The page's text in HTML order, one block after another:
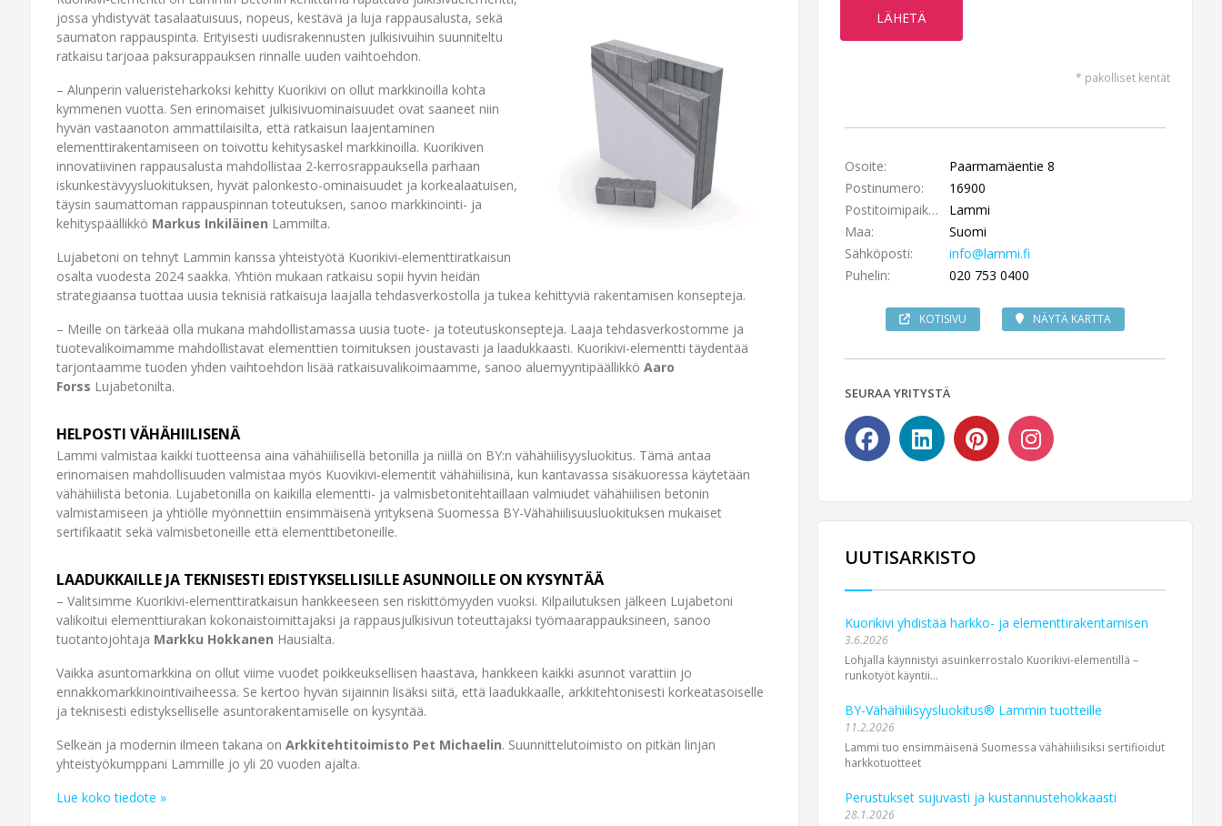
jossa yhdistyvät tasalaatuisuus, nopeus, kestävä ja luja rappausalusta, sekä
saumaton rappauspinta. Erityisesti uudisrakennusten julkisivuihin suunniteltu
ratkaisu tarjoaa paksurappauksen rinnalle uuden vaihtoehdon.
– Alunperin valueristeharkoksi kehitty Kuorikivi on ollut markkinoilla kohta
kymmenen vuotta. Sen erinomaiset julkisivuominaisuudet ovat saaneet niin
hyvän vastaanoton ammattilaisilta, että ratkaisun laajentaminen
elementtirakentamiseen on toivottu kehitysaskel markkinoilla. Kuorikiven
innovatiivinen rappausalusta mahdollistaa 2-kerrosrappauksella parhaan
iskunkestävyysluokituksen, hyvät palonkesto-ominaisuudet ja korkealaatuisen,
täysin saumattoman rappauspinnan toteutuksen, sanoo markkinointi- ja
kehityspäällikkö Markus Inkiläinen Lammilta.
Lujabetoni on tehnyt Lammin kanssa yhteistyötä Kuorikivi-elementtiratkaisun
osalta vuodesta 2024 saakka. Yhtiön mukaan ratkaisu sopii hyvin heidän
strategiaansa tuottaa uusia teknisiä ratkaisuja laajalla tehdasverkostolla ja tukea kehittyviä rakentamisen konsepteja.
– Meille on tärkeää olla mukana mahdollistamassa uusia tuote- ja toteutuskonsepteja. Laaja tehdasverkostomme ja
tuotevalikoimamme mahdollistavat elementtien toimituksen joustavasti ja laadukkaasti. Kuorikivi-elementti täydentää
tarjontaamme tuoden yhden vaihtoehdon lisää ratkaisuvalikoimaamme, sanoo aluemyyntipäällikkö Aaro
Forss Lujabetonilta.
HELPOSTI VÄHÄHIILISENÄ
Lammi valmistaa kaikki tuotteensa aina vähähiilisellä betonilla ja niillä on BY:n vähähiilisyysluokitus. Tämä antaa
erinomaisen mahdollisuuden valmistaa myös Kuovikivi-elementit vähähiilisinä, kun kantavassa sisäkuoressa käytetään
vähähiilistä betonia. Lujabetonilla on kaikilla elementti- ja valmisbetonitehtaillaan valmiudet vähähiilisen betonin
valmistamiseen ja yhtiölle myönnettiin ensimmäisenä yrityksenä Suomessa BY-Vähähiilisuusluokituksen mukaiset
sertifikaatit sekä valmisbetoneille että elementtibetoneille.
LAADUKKAILLE JA TEKNISESTI EDISTYKSELLISILLE ASUNNOILLE ON KYSYNTÄÄ
– Valitsimme Kuorikivi-elementtiratkaisun hankkeeseen sen riskittömyyden vuoksi. Kilpailutuksen jälkeen Lujabetoni
valikoitui elementtiurakan kokonaistoimittajaksi ja rappausjulkisivun toteuttajaksi työmaarappauksineen, sanoo
tuotantojohtaja Markku Hokkanen Hausialta.
Vaikka asuntomarkkina on ollut viime vuodet poikkeuksellisen haastava, hankkeen kaikki asunnot varattiin jo
ennakkomarkkinointivaiheessa. Se kertoo hyvän sijainnin lisäksi siitä, että laadukkaalle, arkkitehtonisesti korkeatasoiselle
ja teknisesti edistykselliselle asuntorakentamiselle on kysyntää.
Selkeän ja modernin ilmeen takana on Arkkitehtitoimisto Pet Michaelin. Suunnittelutoimisto on pitkän linjan
yhteistyökumppani Lammille jo yli 20 vuoden ajalta.
Lue koko tiedote »
* pakolliset kentät
Osoite:
Paarmamäentie 8
Postinumero:
16900
Postitoimipaikka:
Lammi
Maa:
Suomi
Sähköposti:
info@lammi.fi
Puhelin:
020 753 0400
KOTISIVU NÄYTÄ KARTTA
SEURAA YRITYSTÄ
UUTISARKISTO
Kuorikivi yhdistää harkko- ja elementtirakentamisen
3.6.2026
Lohjalla käynnistyi asuinkerrostalo Kuorikivi-elementillä –
runkotyöt käyntii...
BY-Vähähiilisyysluokitus® Lammin tuotteille
11.2.2026
Lammi tuo ensimmäisenä Suomessa vähähiilisiksi sertifioidut
harkkotuotteet
Perustukset sujuvasti ja kustannustehokkaasti
28.1.2026